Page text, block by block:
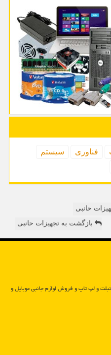
فناوری
سیستم
حانبی
بازگشت به تجهیزات حانبی
تبلت و لپ تاپ و فروش لوازم جانبی موبایل و